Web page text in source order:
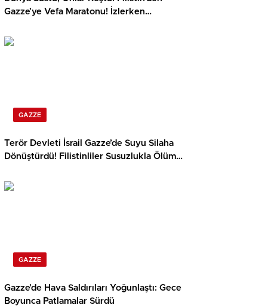
Gazze’ye Vefa Maratonu! İzlerken
GAZZE
Terör Devleti İsrail Gazze’de Suyu Silaha
Dönüştürdü! Filistinliler Susuzlukla Ölüme
GAZZE
Gazze’de Hava Saldırıları Yoğunlaştı: Gece
Boyunca Patlamalar Sürdü